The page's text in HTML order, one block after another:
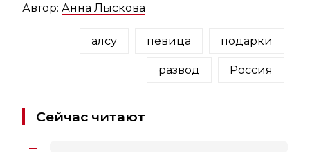
Автор: Анна Лыскова
алсу певица подарки
развод Россия
Сейчас читают